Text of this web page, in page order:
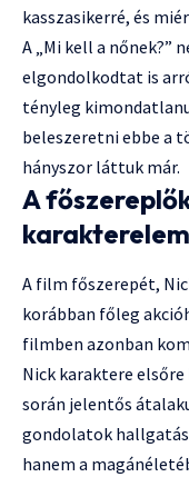
kasszasikerré, és
A „Mi kell a nőnek?”
elgondolkodtat is
tényleg
beleszeretni ebbe a
hányszor láttuk már.
A
A film főszerepét,
korábban főleg
filmben azonban
Nick karaktere
során jelentős
gondolatok
hanem a